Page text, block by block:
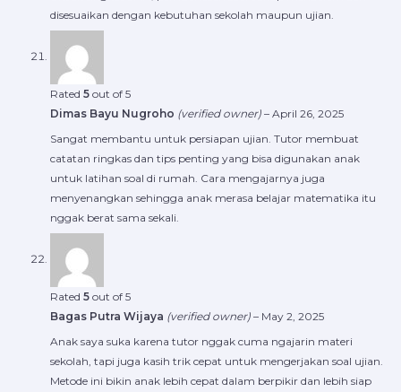
disesuaikan dengan kebutuhan sekolah maupun ujian.
Rated 5 out of 5
Dimas Bayu Nugroho (verified owner) – April 26, 2025
Sangat membantu untuk persiapan ujian. Tutor membuat
catatan ringkas dan tips penting yang bisa digunakan anak
untuk latihan soal di rumah. Cara mengajarnya juga
menyenangkan sehingga anak merasa belajar matematika itu
nggak berat sama sekali.
Rated 5 out of 5
Bagas Putra Wijaya (verified owner) – May 2, 2025
Anak saya suka karena tutor nggak cuma ngajarin materi
sekolah, tapi juga kasih trik cepat untuk mengerjakan soal ujian.
Metode ini bikin anak lebih cepat dalam berpikir dan lebih siap